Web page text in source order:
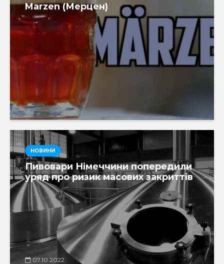
Marzen (Мерцен)
НОВИНИ
Пивовари Німеччини попередили
уряд про ризик масових закриттів
07.10.2022